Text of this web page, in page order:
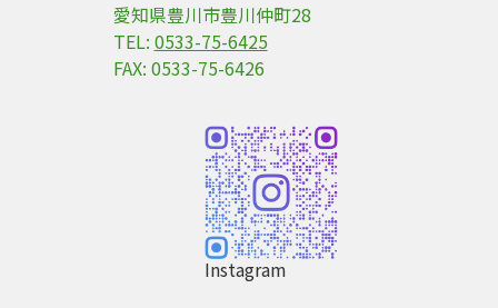
愛知県豊川市豊川仲町28
TEL: 0533-75-6425
FAX: 0533-75-6426
Instagram